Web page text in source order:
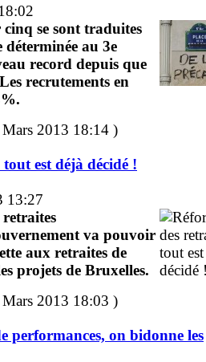
se sont traduites
au 3e
record depuis que
recrutements en
2013 18:14 )
est déjà décidé !
13:27
va pouvoir
aux retraites de
projets de Bruxelles.
2013 18:03 )
performances, on bidonne les